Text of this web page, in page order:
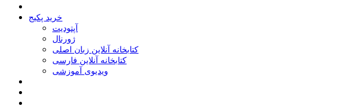
خرید پکیج
ﺁﭘﺘﻮﺩﯾﺖ
ﮊﻭﺭﻧﺎﻝ
کتابخانه آنلاین زبان اصلی
کتابخانه آنلاین فارسی
ویدیوی آموزشی